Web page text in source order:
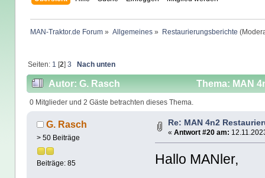
MAN-Traktor.de Forum » Allgemeines » Restaurierungsberichte
Seiten: 1 [2] 3 Nach unten
Autor: G. Rasch Thema: MAN
0 Mitglieder und 2 Gäste betrachten dieses Thema.
G. Rasch
> 50 Beiträge
Beiträge: 85
Re: MAN 4n2
« Antwort #20 am:
Hallo MANler,